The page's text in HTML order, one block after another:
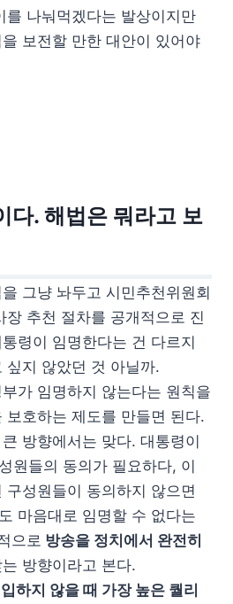
를 나눠먹겠다는 발상이지만
보전할 만한 대안이 있어야
다. 해법은 뭐라고 보
그냥 놔두고 시민추천위원회
장 추천 절차를 공개적으로 진
령이 임명한다는 건 다르지
싶지 않았던 것 아닐까.
가 임명하지 않는다는 원칙을
보호하는 제도를 만들면 된다.
방향에서는 맞다. 대통령이
원들의 동의가 필요하다, 이
구성원들이 동의하지 않으면
마음대로 임명할 수 없다는
으로 방송을 정치에서 완전히
방향이라고 본다.
하지 않을 때 가장 높은 퀄리